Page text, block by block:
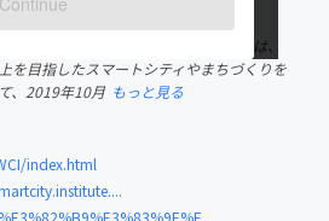
都
・インスティテュート（SCI-Japan）は、
を目指したスマートシティやまちづくりを
、2019年10月 もっと見る
index.html